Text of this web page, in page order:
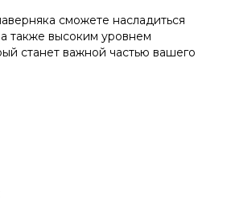
сможете насладиться
также высоким уровнем
станет важной частью вашего